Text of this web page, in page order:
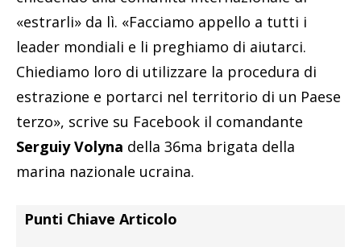
«estrarli» da lì. «Facciamo appello a tutti i
leader mondiali e li preghiamo di aiutarci.
Chiediamo loro di utilizzare la procedura di
estrazione e portarci nel territorio di un Paese
terzo», scrive su Facebook il comandante
Serguiy Volyna della 36ma brigata della
marina nazionale ucraina.
Punti Chiave Articolo